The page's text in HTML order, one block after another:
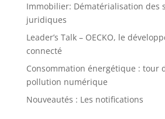
Immobilier: Dématérialisation des
juridiques
Leader’s Talk – OECKO, le
connecté
Consommation énergétique : tour
pollution numérique
Nouveautés : Les notifications